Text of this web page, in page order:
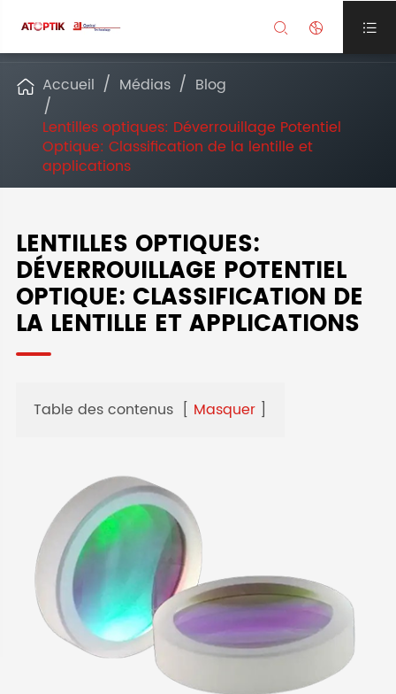
  
 Accueil Médias
Blog
Lentilles optiques: Déverrouillage Potentiel
Optique: Classification de la lentille et
applications
LENTILLES OPTIQUES:
DÉVERROUILLAGE POTENTIEL
OPTIQUE: CLASSIFICATION DE
LA LENTILLE ET APPLICATIONS
Table des contenus [ Masquer ]